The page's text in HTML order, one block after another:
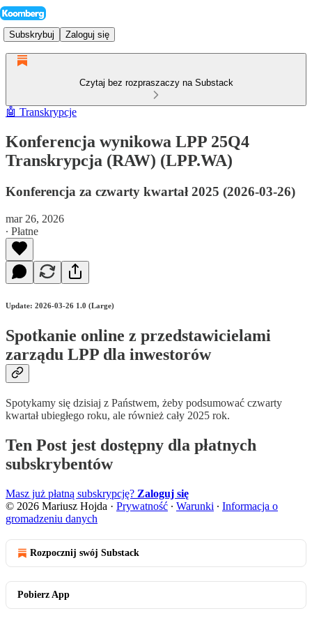
Subskrybuj Zaloguj się
Czytaj bez rozpraszaczy na Substack
🤖 Transkrypcje
Konferencja wynikowa LPP 25Q4
Transkrypcja (RAW) (LPP.WA)
Konferencja za czwarty kwartał 2025 (2026-03-26)
mar 26, 2026
∙ Płatne
Update: 2026-03-26 1.0 (Large)
Spotkanie online z przedstawicielami
zarządu LPP dla inwestorów
Spotykamy się dzisiaj z Państwem, żeby podsumować czwarty
kwartał ubiegłego roku, ale również cały 2025 rok.
Ten Post jest dostępny dla płatnych
subskrybentów
Masz już płatną subskrypcję? Zaloguj się
© 2026 Mariusz Hojda · Prywatność ∙ Warunki ∙ Informacja o
gromadzeniu danych
Rozpocznij swój Substack
Pobierz App